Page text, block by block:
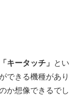
「キータッチ」
とい
できる機種があり
か想像できるでし